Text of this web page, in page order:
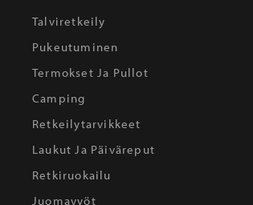
Talviretkeily
Pukeutuminen
Termokset Ja Pullot
Camping
Retkeilytarvikkeet
Laukut Ja Päiväreput
Retkiruokailu
Juomavyöt